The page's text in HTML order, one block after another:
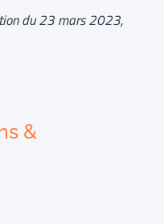
du 23 mars 2023,
&